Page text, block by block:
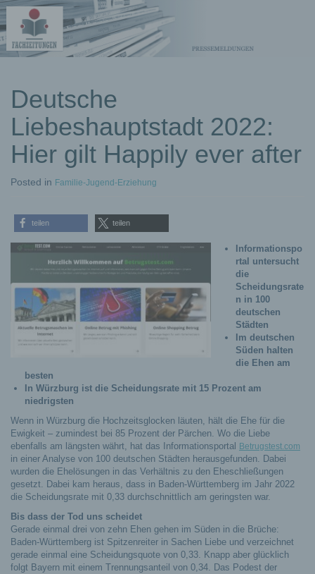
Pressemeldungen
Deutsche
Liebeshauptstadt 2022:
Hier gilt Happily ever after
Posted in Familie-Jugend-Erziehung
teilen teilen
Informationspo
rtal untersucht
die
Scheidungsrate
n in 100
deutschen
Städten
Im deutschen
Süden halten
die Ehen am
besten
In Würzburg ist die Scheidungsrate mit 15 Prozent am
niedrigsten
Wenn in Würzburg die Hochzeitsglocken läuten, hält die Ehe für die
Ewigkeit – zumindest bei 85 Prozent der Pärchen. Wo die Liebe
ebenfalls am längsten währt, hat das Informationsportal
Betrugstest.com
in einer Analyse von 100 deutschen Städten herausgefunden. Dabei
wurden die Ehelösungen in das Verhältnis zu den Eheschließungen
gesetzt. Dabei kam heraus, dass in Baden-Württemberg im Jahr 2022
die Scheidungsrate mit 0,33 durchschnittlich am geringsten war.
Bis dass der Tod uns scheidet
Gerade einmal drei von zehn Ehen gehen im Süden in die Brüche:
Baden-Württemberg ist Spitzenreiter in Sachen Liebe und verzeichnet
gerade einmal eine Scheidungsquote von 0,33. Knapp aber glücklich
folgt Bayern mit einem Trennungsanteil von 0,34. Das Podest der